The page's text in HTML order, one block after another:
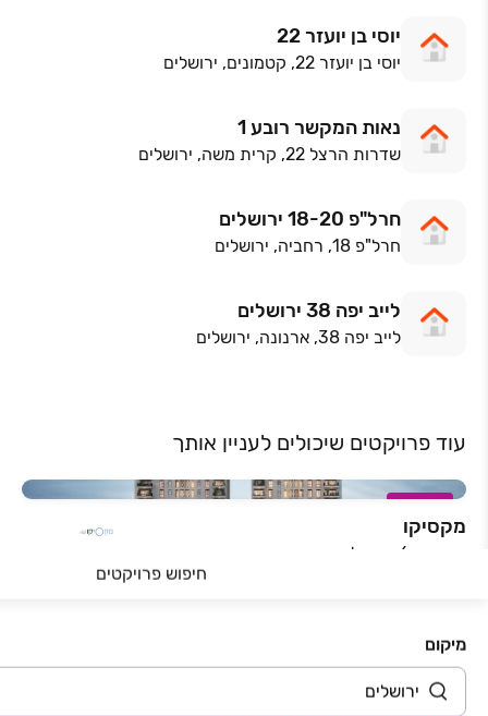
חיפוש פרויקטים
מיקום
יוסי בן יועזר 22
יוסי בן יועזר 22, קטמונים, ירושלים
נאות המקשר רובע 1
שדרות הרצל 22, קרית משה, ירושלים
חרל"פ 18-20 ירושלים
חרל"פ 18, רחביה, ירושלים
לייב יפה 38 ירושלים
לייב יפה 38, ארנונה, ירושלים
עוד פרויקטים שיכולים לעניין אותך
במבצע
מקסיקו